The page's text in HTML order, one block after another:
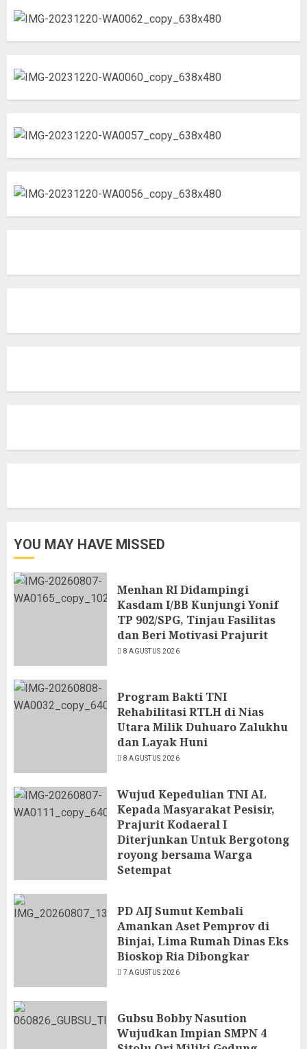
YOU MAY HAVE MISSED
Menhan RI Didampingi
Kasdam I/BB Kunjungi Yonif
TP 902/SPG, Tinjau Fasilitas
dan Beri Motivasi Prajurit
8 AGUSTUS 2026
Program Bakti TNI
Rehabilitasi RTLH di Nias
Utara Milik Duhuaro Zalukhu
dan Layak Huni
8 AGUSTUS 2026
Wujud Kepedulian TNI AL
Kepada Masyarakat Pesisir,
Prajurit Kodaeral I
Diterjunkan Untuk Bergotong
royong bersama Warga
Setempat
PD AIJ Sumut Kembali
Amankan Aset Pemprov di
Binjai, Lima Rumah Dinas Eks
Bioskop Ria Dibongkar
7 AGUSTUS 2026
Gubsu Bobby Nasution
Wujudkan Impian SMPN 4